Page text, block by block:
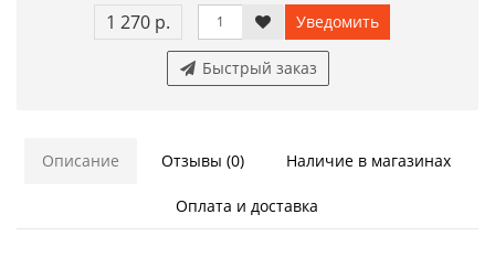
1 270 р. Уведомить
Быстрый заказ
Описание Отзывы (0) Наличие в магазинах
Оплата и доставка